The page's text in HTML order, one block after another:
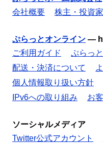
会社概要
株主・投資
ぷらっとオンライン —
ご利用ガイド
ぷらっ
配送・決済について
個人情報取り扱い方針
IPv6への取り組み
お
ソーシャルメディア
Twitter公式アカウント